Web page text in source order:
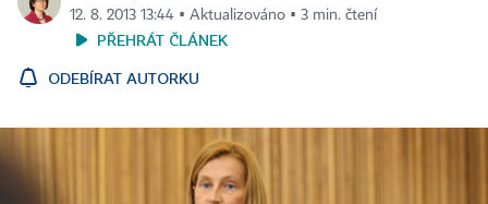
12. 8. 2013 13:44 ▪ Aktualizováno ▪ 3 min. čtení
PŘEHRÁT ČLÁNEK
ODEBÍRAT AUTORKU